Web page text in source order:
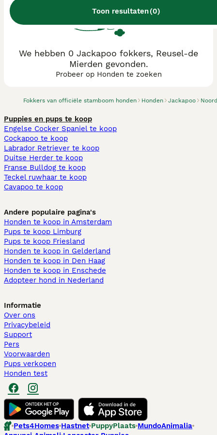
Toon resultaten(0)
Fokkers van officiële stamboom honden Honden Jackapoo
We hebben 0 Jackapoo fokkers, Reusel-de
Mierden gevonden.
Probeer op Honden te zoeken
Puppies en pups te koop
Engelse Cocker Spaniel te koop
Cockapoo te koop
Labrador Retriever te koop
Duitse Herder te koop
Franse Bulldog te koop
Teckel ruwhaar te koop
Cavapoo te koop
Andere populaire pagina's
Honden te koop in Amsterdam
Pups te koop Limburg​
Pups te koop Friesland​
Honden te koop in Gelderland
Honden te koop in Den Haag
Honden te koop in Enschede
Adopteer hond in Nederland
Informatie
Over ons
Privacybeleid
Support
Pers
Voorwaarden
Pups verkopen
Honden test
Pets4Homes Hastnet PuppyPlaats MundoAnimalia